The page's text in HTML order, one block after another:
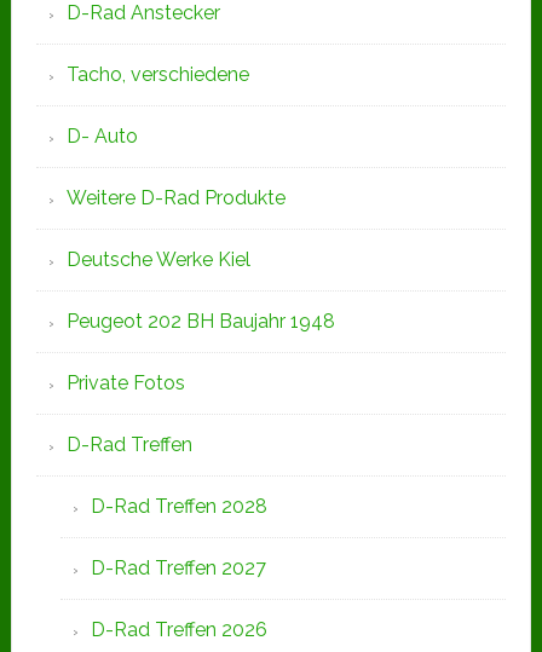
D-Rad Anstecker
Tacho, verschiedene
D- Auto
Weitere D-Rad Produkte
Deutsche Werke Kiel
Peugeot 202 BH Baujahr 1948
Private Fotos
D-Rad Treffen
D-Rad Treffen 2028
D-Rad Treffen 2027
D-Rad Treffen 2026